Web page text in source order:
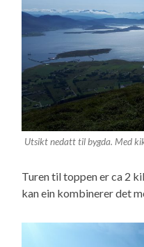
Utsikt nedatt til bygda. Med
Turen til toppen er ca 2
kan ein kombinerer det